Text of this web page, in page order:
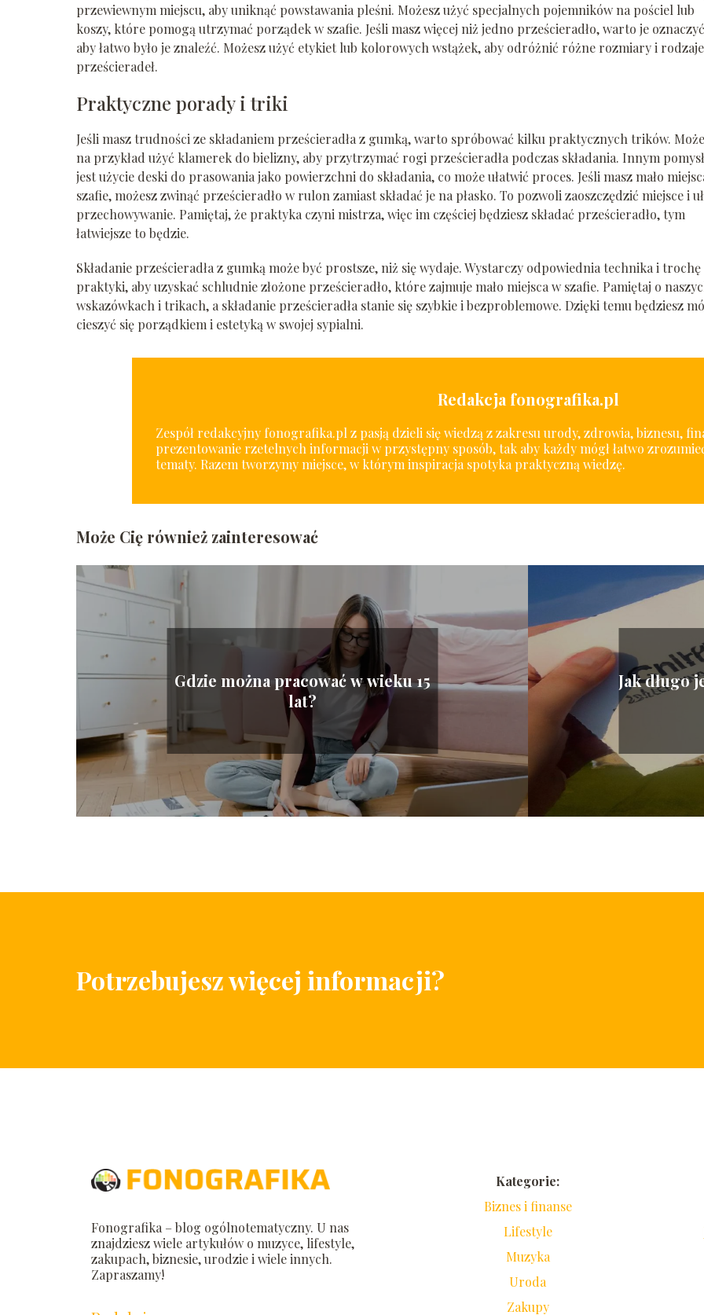
przewiewnym miejscu, aby uniknąć powstawania pleśni. Możesz użyć specjalnych pojemników na pościel lub
koszy, które pomogą utrzymać porządek w szafie. Jeśli masz więcej niż jedno prześcieradło, warto je
aby łatwo było je znaleźć. Możesz użyć etykiet lub kolorowych wstążek, aby odróżnić różne rozmiary i rodzaje
prześcieradeł.
Praktyczne porady i triki
Jeśli masz trudności ze składaniem prześcieradła z gumką, warto spróbować kilku praktycznych trików.
na przykład użyć klamerek do bielizny, aby przytrzymać rogi prześcieradła podczas składania. Innym
jest użycie deski do prasowania jako powierzchni do składania, co może ułatwić proces. Jeśli masz mało
szafie, możesz zwinąć prześcieradło w rulon zamiast składać je na płasko. To pozwoli zaoszczędzić miejsce i
przechowywanie. Pamiętaj, że praktyka czyni mistrza, więc im częściej będziesz składać prześcieradło, tym
łatwiejsze to będzie.
Składanie prześcieradła z gumką może być prostsze, niż się wydaje. Wystarczy odpowiednia technika i trochę
praktyki, aby uzyskać schludnie złożone prześcieradło, które zajmuje mało miejsca w szafie. Pamiętaj o
wskazówkach i trikach, a składanie prześcieradła stanie się szybkie i bezproblemowe. Dzięki temu będziesz
cieszyć się porządkiem i estetyką w swojej sypialni.
Redakcja fonografika.pl
Zespół redakcyjny fonografika.pl z pasją dzieli się wiedzą z zakresu urody, zdrowia, biznesu,
prezentowanie rzetelnych informacji w przystępny sposób, tak aby każdy mógł łatwo
tematy. Razem tworzymy miejsce, w którym inspiracja spotyka praktyczną wiedzę.
Może Cię również zainteresować
Gdzie można pracować w wieku 15
lat?
Jak długo
Potrzebujesz więcej informacji?
Fonografika – blog ogólnotematyczny. U nas
znajdziesz wiele artykułów o muzyce, lifestyle,
zakupach, biznesie, urodzie i wiele innych.
Zapraszamy!
Kategorie:
Biznes i finanse
Lifestyle
Muzyka
Uroda
Zakupy